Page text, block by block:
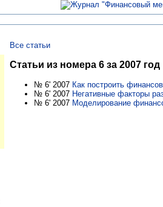
Все статьи
Статьи из номера 6 за 2007 год
№ 6' 2007 Как построить
№ 6' 2007 Негативные факторы
№ 6' 2007 Моделирование